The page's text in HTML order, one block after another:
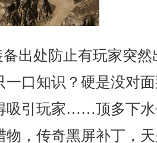
出处防止有玩家突
一口知识？硬是没对
吸引玩家……顶多下水
物，传奇黑屏补丁，